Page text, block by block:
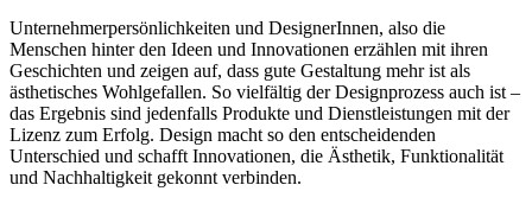
Unternehmerpersönlichkeiten und DesignerInnen, also die
Menschen hinter den Ideen und Innovationen erzählen mit ihren
Geschichten und zeigen auf, dass gute Gestaltung mehr ist als
ästhetisches Wohlgefallen. So vielfältig der Designprozess auch ist –
das Ergebnis sind jedenfalls Produkte und Dienstleistungen mit der
Lizenz zum Erfolg. Design macht so den entscheidenden
Unterschied und schafft Innovationen, die Ästhetik, Funktionalität
und Nachhaltigkeit gekonnt verbinden.